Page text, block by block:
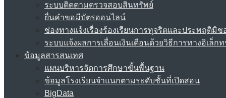
ระบบติดตามตรวจสอบสินทรัพย์
ยื่นคำขอมีบัตรออนไลน์
ช่องทางแจ้งเรื่องร้องเรียนการทุจริตและประพฤติมิช
ระบบแจ้งผลการเลื่อนเงินเดือนด้วยวิธีการทางอิเล็ก
ข้อมูลสารสนเทศ
แผนบริหารจัดการศึกษาขั้นพื้นฐาน
ข้อมูลโรงเรียนจำแนกตามระดับชั้นที่เปิดสอน
BigData